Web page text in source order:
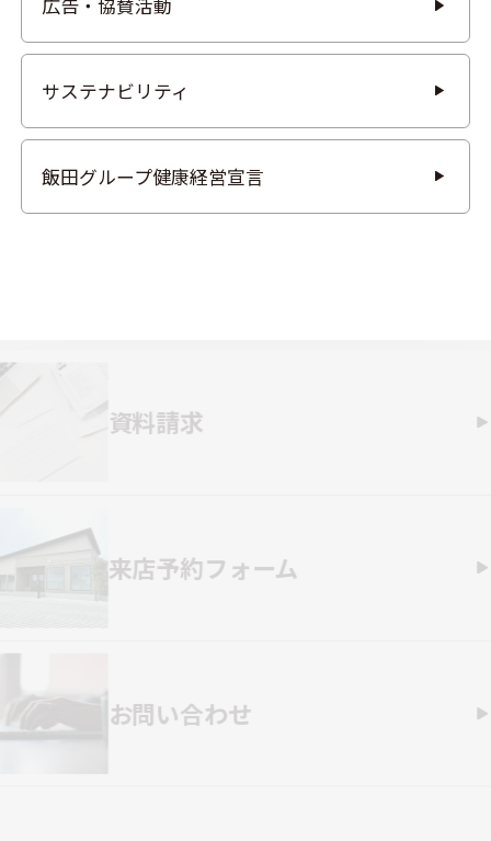
広告・協賛活動
サステナビリティ
飯田グループ健康経営宣言
資料請求
来店予約フォーム
お問い合わせ